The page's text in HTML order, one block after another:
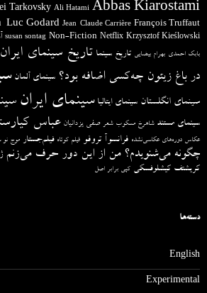
Abbas Kiarostami
Ali Hatami
Tarkovsky
François Truffaut
Jean-Claude Carrière
Luc Godard
Krzysztof Kieślowski
Netflix
Non-Fiction
susan sontag
بابک احمدی بهرام بیضایی تاریخ سینما تاریخ سینمای ایران
در باغ زیتون چه‌کسی اضافه بود؟ سینمای آلمان
سینمای انگلستان سینمای ایتالیا سینمای ایران
سینمای مستند شاهرخ مسکوب شعر صفی یزدانیان عباس
عکاس دوره‌های عکاسی‌نشده فرانسوآ تروفو فیلم کوتاه فیلم‌جستار موج نو
چگونه می‌شنویدم؟ من از این دور حرف می‌زنم
کریشتف کیشلوفسکی کپی برابر اصل
دسته‌ها
English
Experimental